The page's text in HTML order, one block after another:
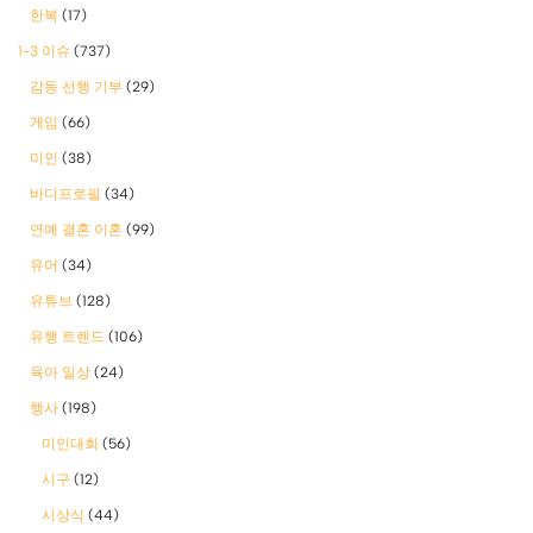
한복 (17)
1-3 이슈 (737)
감동 선행 기부 (29)
게임 (66)
미인 (38)
바디프로필 (34)
연예 결혼 이혼 (99)
유머 (34)
유튜브 (128)
유행 트렌드 (106)
육아 일상 (24)
행사 (198)
미인대회 (56)
시구 (12)
시상식 (44)